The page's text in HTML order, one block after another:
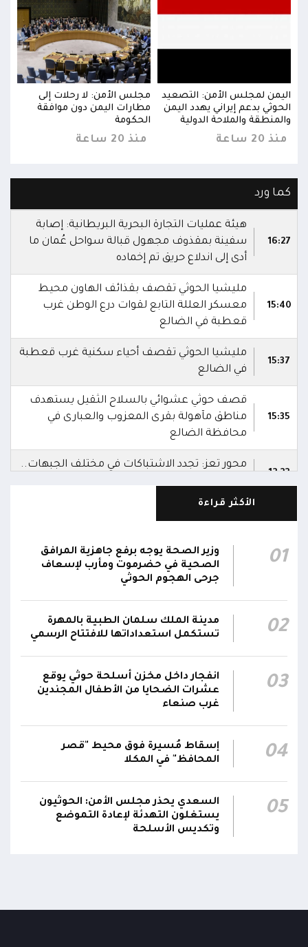
اليمن لمجلس الأمن: التصعيد
الحوثي بدعم إيراني يهدد اليمن
والمنطقة والملاحة الدولية
منذ 20 ساعة
مجلس الأمن: لا رحلات إلى
مطارات اليمن دون موافقة
الحكومة
منذ 20 ساعة
كما ورد
16:27
هيئة عمليات التجارة البحرية البريطانية: إصابة
سفينة بمقذوف مجهول قبالة سواحل عُمان ما
أدى إلى اندلاع حريق تم إخماده
15:40
مليشيا الحوثي تقصف بقذائف الهاون محيط
معسكر العللة التابع لقوات درع الوطن غرب
قعطبة في الضالع
15:37
مليشيا الحوثي تقصف أحياء سكنية غرب قعطبة
في الضالع
15:35
قصف حوثي عشوائي بالسلاح الثقيل يستهدف
مناطق مآهولة بقرى المعزوب والعبارى في
محافظة الضالع
12:22
محور تعز: تجدد الاشتباكات في مختلف الجبهات..
الجبهات والمحاور التابعة للقوات المسلحة،
بمختلف تشكيلاتها ووحداتها ومنتسبيها
06:00
استهداف وحداتنا دون رد وسنتعامل مع أي اعتداء
جديد بالإجراءات العسكرية اللازمة والحازمة، وفقاً
لتوجيهات القيادة السياسية والعسكرية
ومقتضيات الموقف العملياتي
الناطق باسم القوات المسلحة: العملية جسدت
وحدة المحاور والقيادة والسيطرة للقوات المسلحة
الأكثر قراءة
01
وزير الصحة يوجه برفع جاهزية المرافق
الصحية في حضرموت ومأرب لإسعاف
جرحى الهجوم الحوثي
02
مدينة الملك سلمان الطبية بالمهرة
تستكمل استعداداتها للافتتاح الرسمي
03
انفجار داخل مخزن أسلحة حوثي يوقع
عشرات الضحايا من الأطفال المجندين
غرب صنعاء
04
إسقاط مُسيرة فوق محيط "قصر
المحافظ" في المكلا
05
السعدي يحذر مجلس الأمن: الحوثيون
يستغلون التهدئة لإعادة التموضع
وتكديس الأسلحة